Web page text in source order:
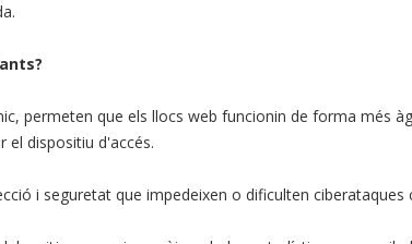
permeten que els llocs web funcionin de forma més
el dispositiu d'accés.
i seguretat que impedeixen o dificulten ciberataques